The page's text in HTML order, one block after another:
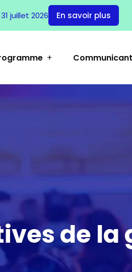
de
juillet 2026 En savoir plus